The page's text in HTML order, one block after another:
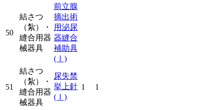
50
結さつ
（紮）・
縫合用器
械器具
前立腺
摘出術
用泌尿
器縫合
補助具
(Ⅰ)
51
結さつ
（紮）・
縫合用器
械器具
尿失禁
挙上針
(Ⅰ)
1 1